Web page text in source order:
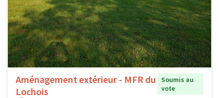
Aménagement extérieur - MFR du
Lochois
Soumis au
vote